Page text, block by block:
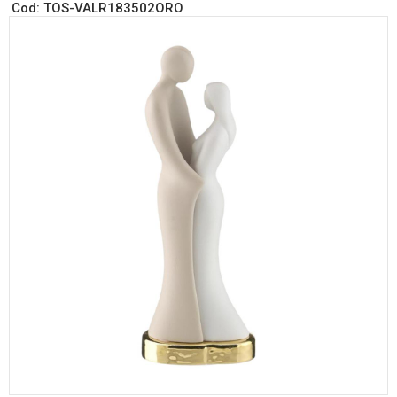
Cod: TOS-VALR183502ORO